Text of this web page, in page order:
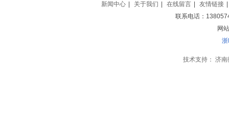
新闻中心 关于我们 在线留言 友情链接
联系电话：
网
技术支持： 济南